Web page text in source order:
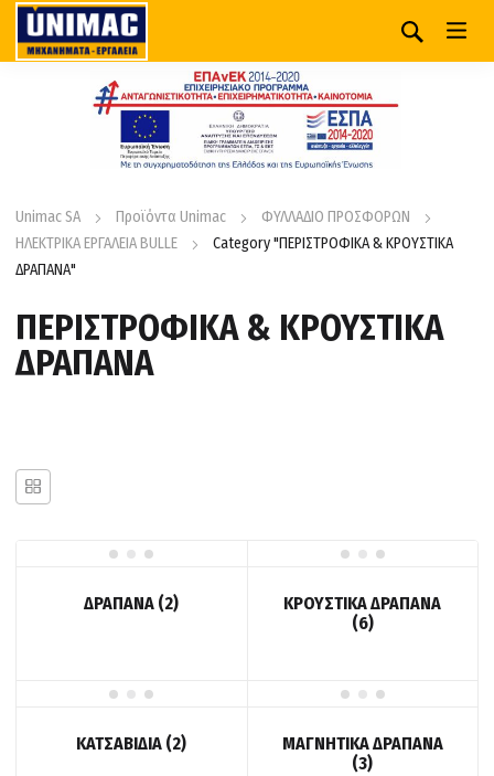
Unimac SA Προϊόντα Unimac
ΦΥΛΛΑΔΙΟ ΠΡΟΣΦΟΡΩΝ
ΗΛΕΚΤΡΙΚΑ ΕΡΓΑΛΕΙΑ BULLE
Category "ΠΕΡΙΣΤΡΟΦΙΚΑ & ΚΡΟΥΣΤΙΚΑ
ΔΡΑΠΑΝΑ"
ΠΕΡΙΣΤΡΟΦΙΚΑ & ΚΡΟΥΣΤΙΚΑ
ΔΡΑΠΑΝΑ
ΔΡΑΠΑΝΑ (2)
ΚΡΟΥΣΤΙΚΑ ΔΡΑΠΑΝΑ
(6)
ΚΑΤΣΑΒΙΔΙΑ (2)
ΜΑΓΝΗΤΙΚΑ ΔΡΑΠΑΝΑ
(3)